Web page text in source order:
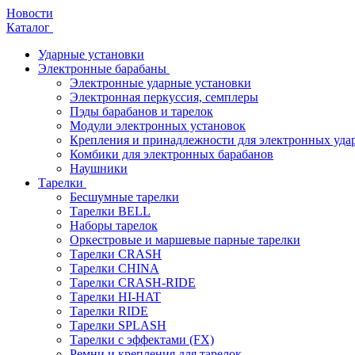
Новости
Каталог
Ударные установки
Электронные барабаны
Электронные ударные установки
Электронная перкуссия, семплеры
Пэды барабанов и тарелок
Модули электронных установок
Крепления и принадлежности для электронных
Комбики для электронных барабанов
Наушники
Тарелки
Бесшумные тарелки
Тарелки BELL
Наборы тарелок
Оркестровые и маршевые парные тарелки
Тарелки CRASH
Тарелки CHINA
Тарелки CRASH-RIDE
Тарелки HI-HAT
Тарелки RIDE
Тарелки SPLASH
Тарелки с эффектами (FX)